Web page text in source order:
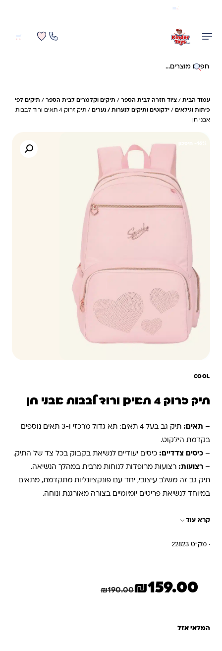
חיפוש באתר
עמוד הבית / ציוד חזרה לבית הספר / תיקים וקלמרים לבית הספר / תיקים לפי
כיתות וגילאים / ילקוטים ותיקים לנערות / נערים
/ תיק זרוק 4 תאים ורוד לבבות
אבני חן
COOL
תיק זרוק 4 תאים ורוד לבבות אבני חן
– תאים: תיק גב בעל 4 תאים: תא גדול מרכזי ו-3 תאים נוספים
בקדמת הילקוט.
– כיסים צדדיים: כיסים יעודיים לנשיאת בקבוק בכל צד של התיק.
– רצועות: רצועות מרופדות לנוחות מרבית במהלך הנשיאה.
תיק גב זה משלב עיצובי, יחד עם פונקציונליות מתקדמת, מתאים
במיוחד לנשיאת פריטים יומיומיים בצורה מאורגנת ונוחה.
קרא עוד
· מק"ט 22823
₪190.00
המחיר המקורי היה: ₪190.00.
₪159.00
המחיר הנוכחי הוא: ₪159.00.
המלאי אזל